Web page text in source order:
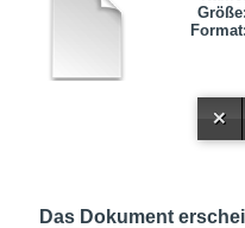
Das Dokument